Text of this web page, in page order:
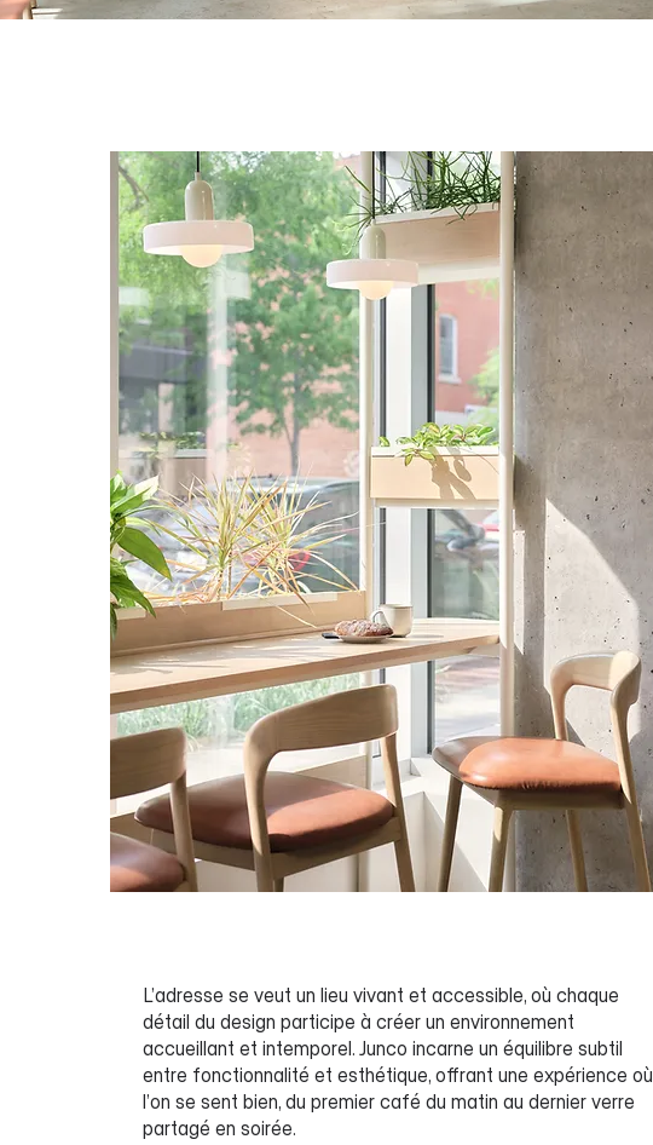
L’adresse se veut un lieu vivant et accessible, où chaque
détail du design participe à créer un environnement
accueillant et intemporel. Junco incarne un équilibre subtil
entre fonctionnalité et esthétique, offrant une expérience où
l’on se sent bien, du premier café du matin au dernier verre
partagé en soirée.